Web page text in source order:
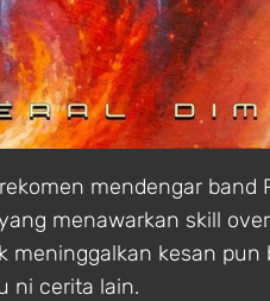
mendengar band
menawarkan skill
meninggalkan kesan pun
ni cerita lain.